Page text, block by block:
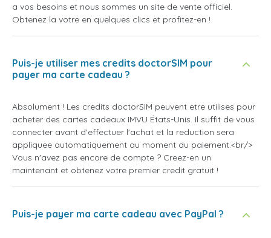
a vos besoins et nous sommes un site de vente officiel.
Obtenez la votre en quelques clics et profitez-en !
Puis-je utiliser mes credits doctorSIM pour
payer ma carte cadeau ?
Absolument ! Les credits doctorSIM peuvent etre utilises pour
acheter des cartes cadeaux IMVU États-Unis. Il suffit de vous
connecter avant d'effectuer l'achat et la reduction sera
appliquee automatiquement au moment du paiement.<br/>
Vous n'avez pas encore de compte ? Creez-en un
maintenant et obtenez votre premier credit gratuit !
Puis-je payer ma carte cadeau avec PayPal ?